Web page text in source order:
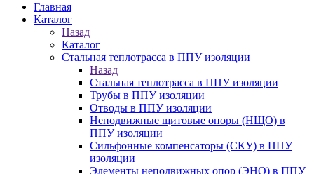
Главная
Каталог
Назад
Каталог
Стальная теплотрасса в ППУ изоляции
Назад
Стальная теплотрасса в ППУ изоляции
Трубы в ППУ изоляции
Отводы в ППУ изоляции
Неподвижные щитовые опоры (НЩО) в
ППУ изоляции
Cильфонные компенсаторы (СКУ) в ППУ
изоляции
Элементы неподвижных опор (ЭНО) в ППУ